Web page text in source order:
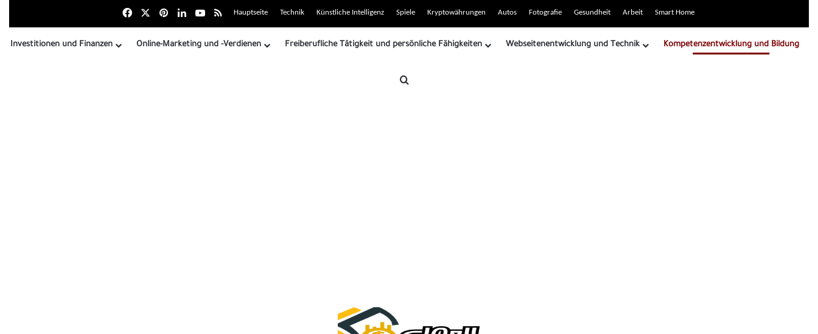
FacebookPinterestLinkedInYouTube
RSSHauptseite Technik Künstliche Intelligenz Spiele Kryptowährungen Autos Fotografie Gesundheit Arbeit Smart Home
Investitionen und Finanzen Online-Marketing und -Verdienen Freiberufliche Tätigkeit und persönliche Fähigkeiten Webseitenentwicklung und Technik Kompetenzentwicklung und Bildung